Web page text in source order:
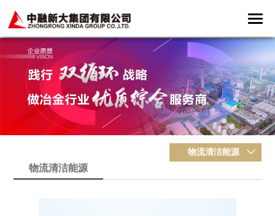
物流清洁能源
物流清洁能源